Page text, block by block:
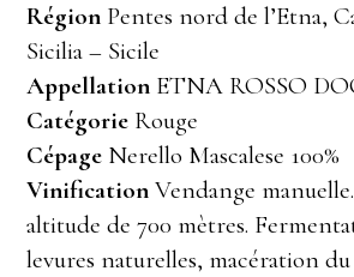
Région Pentes nord de l’Etna,
Sicilia – Sicile
Appellation ETNA ROSSO
Catégorie Rouge
Cépage Nerello Mascalese 100%
Vinification Vendange
altitude de 700 mètres.
levures naturelles, macération